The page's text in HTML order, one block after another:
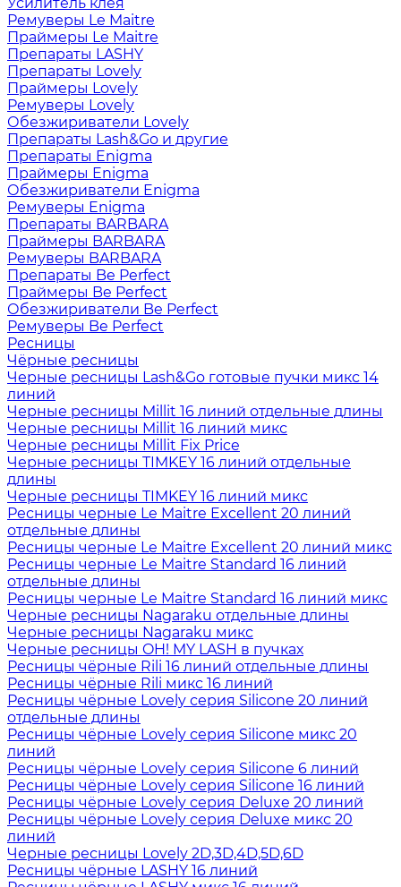
Ремуверы Le Maitre
Праймеры Le Maitre
Препараты LASHY
Препараты Lovely
Праймеры Lovely
Ремуверы Lovely
Обезжириватели Lovely
Препараты Lash&Go и другие
Препараты Enigma
Праймеры Enigma
Обезжириватели Enigma
Ремуверы Enigma
Препараты BARBARA
Праймеры BARBARA
Ремуверы BARBARA
Препараты Be Perfect
Праймеры Be Perfect
Обезжириватели Be Perfect
Ремуверы Be Perfect
Ресницы
Чёрные ресницы
Черные ресницы Lash&Go готовые пучки микс 14
линий
Черные ресницы Millit 16 линий отдельные длины
Черные ресницы Millit 16 линий микс
Черные ресницы Millit Fix Price
Черные ресницы TIMKEY 16 линий отдельные
длины
Черные ресницы TIMKEY 16 линий микс
Ресницы черные Le Maitre Excellent 20 линий
отдельные длины
Ресницы черные Le Maitre Excellent 20 линий микс
Ресницы черные Le Maitre Standard 16 линий
отдельные длины
Ресницы черные Le Maitre Standard 16 линий микс
Черные ресницы Nagaraku отдельные длины
Черные ресницы Nagaraku микс
Черные ресницы OH! MY LASH в пучках
Ресницы чёрные Rili 16 линий отдельные длины
Ресницы чёрные Rili микс 16 линий
Ресницы чёрные Lovely серия Silicone 20 линий
отдельные длины
Ресницы чёрные Lovely серия Silicone микс 20
линий
Ресницы чёрные Lovely серия Silicone 6 линий
Ресницы чёрные Lovely серия Silicone 16 линий
Ресницы чёрные Lovely серия Deluxe 20 линий
Ресницы чёрные Lovely серия Deluxe микс 20
линий
Черные ресницы Lovely 2D,3D,4D,5D,6D
Ресницы чёрные LASHY 16 линий